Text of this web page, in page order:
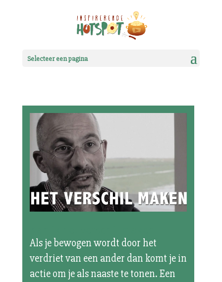
Selecteer een pagina
Als je bewogen wordt door het
verdriet van een ander dan komt je in
actie om je als naaste te tonen. Een